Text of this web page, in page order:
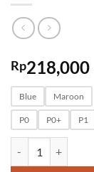
Rp218,000
Blue Maroon
P0 P0+ P1